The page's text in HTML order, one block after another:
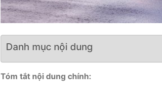
Danh mục nội dung
Tóm tắt nội dung chính: